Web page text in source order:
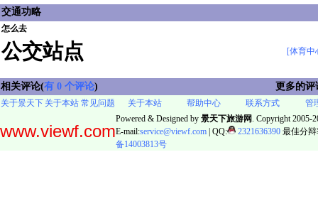
交通功略
怎么去
公交站点 [体育中
相关评论(有 0 个评论) 更多的
关于景天下 关于本站 常见问题 关于本站 帮助中心 联系方式 管
www.viewf.com
Powered & Designed by 景天下旅游网 . Copyright 2005-
E-mail:service@viewf.com | QQ: 2321636390 最佳分
备14003813号